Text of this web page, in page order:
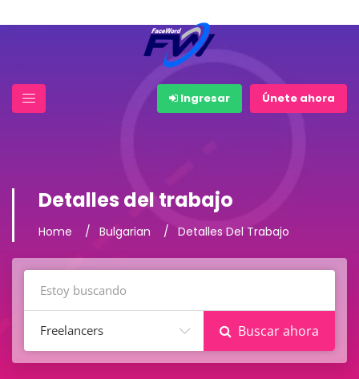
Ingresar Únete ahora
Detalles del trabajo
Home Bulgarian Detalles Del Trabajo
Freelancers Buscar ahora